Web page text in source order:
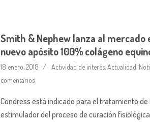
Smith & Nephew lanza al mercado
nuevo apósito 100% colágeno
18 enero, 2018 Actividad de interés,Actualidad,
comentarios
Condress está indicado para el tratamiento
estimulador del proceso de curación